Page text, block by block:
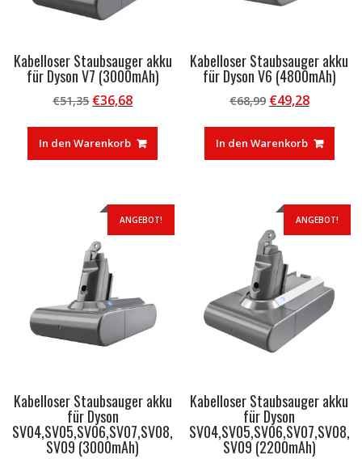
Kabelloser Staubsauger akku
für Dyson V7 (3000mAh)
€51,35 Ursprünglicher
war:
€51,35
€36,68Aktueller
ist:
€36,68.
In den Warenkorb
Kabelloser Staubsauger akku
für Dyson V6 (4800mAh)
€68,99 Ursprünglicher
war:
€68,99
€49,28
ist:
€49,28.
In den Warenkorb
ANGEBOT!
Kabelloser Staubsauger akku
für Dyson
SV04,SV05,SV06,SV07,SV08,
SV09 (3000mAh)
ANGEBOT!
Kabelloser Staubsauger akku
für Dyson
SV04,SV05,SV06,SV07,SV08,
SV09 (2200mAh)